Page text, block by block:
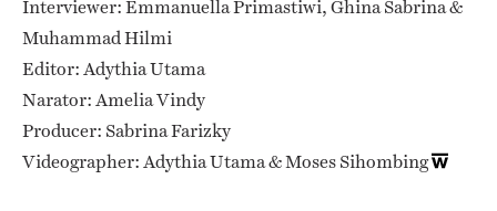
Interviewer: Emmanuella Primastiwi, Ghina Sabrina &
Muhammad Hilmi
Editor: Adythia Utama
Narator: Amelia Vindy
Producer: Sabrina Farizky
Videographer: Adythia Utama & Moses Sihombing